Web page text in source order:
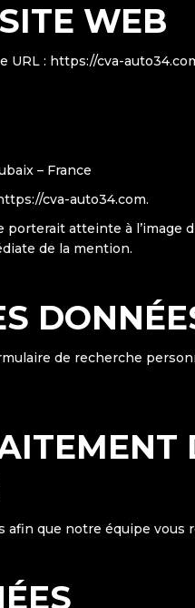
WEB
URL : https://cva-
– France
cva-auto34.com.
porterait atteinte à
de la mention.
de recherche
que notre équipe vous